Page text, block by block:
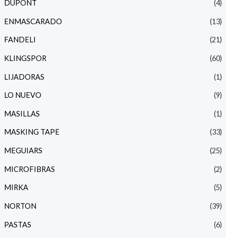
DUPONT (4)
ENMASCARADO (13)
FANDELI (21)
KLINGSPOR (60)
LIJADORAS (1)
LO NUEVO (9)
MASILLAS (1)
MASKING TAPE (33)
MEGUIARS (25)
MICROFIBRAS (2)
MIRKA (5)
NORTON (39)
PASTAS (6)